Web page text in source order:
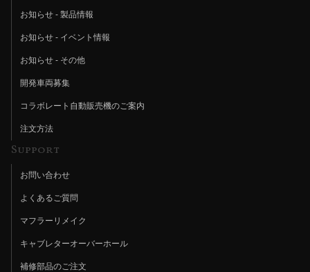
お知らせ - 製品情報
お知らせ - イベント情報
お知らせ - その他
開発車両募集
コラボレート自動販売機のご案内
注文方法
Support
お問い合わせ
よくあるご質問
マフラーリメイク
キャブレターオーバーホール
補修部品のご注文